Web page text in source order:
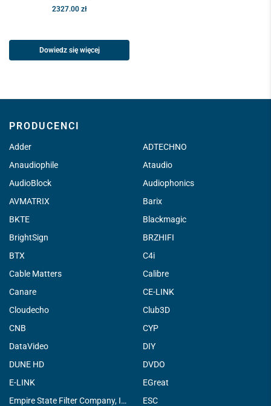
2327.00 zł
Dowiedz się więcej
PRODUCENCI
Adder
ADTECHNO
Anaudiophile
Ataudio
AudioBlock
Audiophonics
AVMATRIX
Barix
BKTE
Blackmagic
BrightSign
BRZHIFI
BTX
C4i
Cable Matters
Calibre
Canare
CE-LINK
Cloudecho
Club3D
CNB
CYP
DataVideo
DIY
DUNE HD
DVDO
E-LINK
EGreat
Empire State Filter Company, INC.
ESC